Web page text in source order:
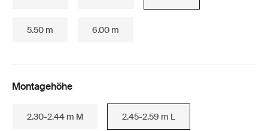
5.50 m 6.00 m
Montagehöhe
2.30-2.44 m M 2.45-2.59 m L